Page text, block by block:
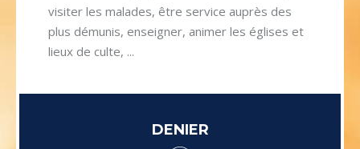
visiter les malades, être service auprès des
plus démunis, enseigner, animer les églises et
lieux de culte, ...
DENIER